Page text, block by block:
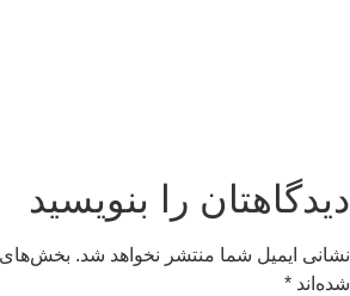
دیدگاهتان را بنویسید
نشانی ایمیل شما منتشر نخواهد شد. بخش‌های
شده‌اند *